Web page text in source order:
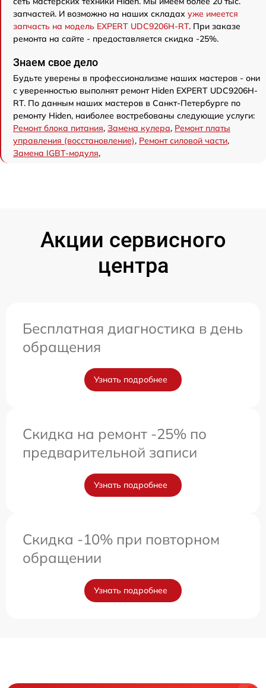
запчастей. И возможно на наших складах уже имеется
запчасть на модель EXPERT UDC9206H-RT. При заказе
ремонта на сайте - предоставляется скидка -25%.
Знаем свое дело
Будьте уверены в профессионализме наших мастеров - они
с уверенностью выполнят ремонт Hiden EXPERT UDC9206H-
RT. По данным наших мастеров в Санкт-Петербурге по
ремонту Hiden, наиболее востребованы следующие услуги:
Ремонт блока питания, Замена кулера, Ремонт платы
управления (восстановление), Ремонт силовой части,
Замена IGBT-модуля,
Акции сервисного
центра
Бесплатная диагностика в день
обращения
Узнать подробнее
Скидка на ремонт -25% по
предварительной записи
Узнать подробнее
Скидка -10% при повторном
обращении
Узнать подробнее